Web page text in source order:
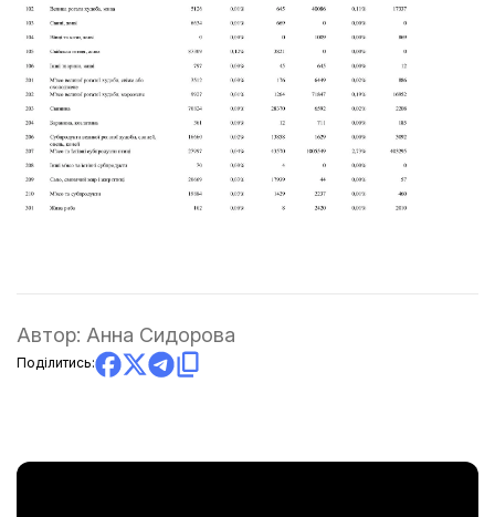
Автор: Анна Сидорова
Поділитись: